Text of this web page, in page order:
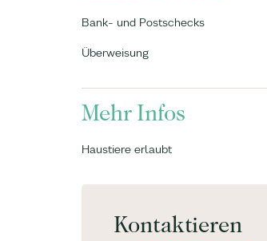
Bank- und Postschecks
Überweisung
Mehr Infos
Haustiere erlaubt
Kontaktieren